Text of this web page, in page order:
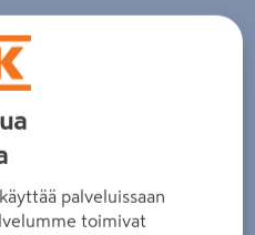
palveluissaan
toimivat